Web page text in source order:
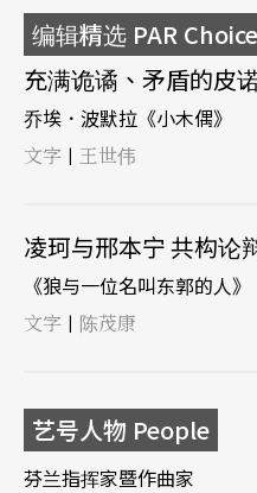
编辑精选 PAR Choice
充满诡谲、矛盾的皮
乔埃．波默拉《小木偶》
文字 | 王世伟
凌珂与邢本宁 共构论
《狼与一位名叫东郭的人》
文字 | 陈茂康
艺号人物 People
芬兰指挥家暨作曲家